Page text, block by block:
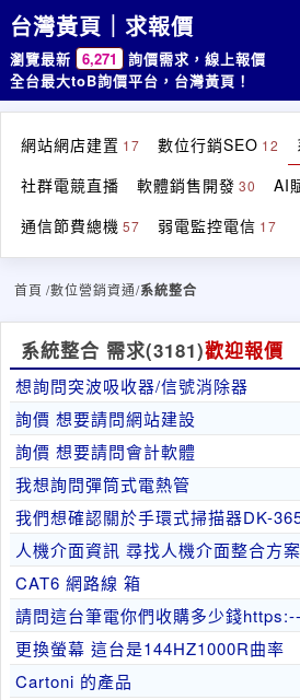
台灣黃頁｜求報價
瀏覽最新 6,271
詢價需求，線上報價
全台最大toB詢價平台，台灣黃頁！
網站網店建置 17 數位行銷SEO 12
社群電競直播 軟體銷售開發 30 AI
通信節費總機 57 弱電監控電信 17
首頁 /數位營銷資通/系統整合
系統整合 需求(3181)歡迎報價
想詢問突波吸收器/信號消除器
詢價 想要請問網站建設
詢價 想要請問會計軟體
我想詢問彈筒式電熱管
人機介面資訊 尋找人機介面整合方案
CAT6 網路線 箱
請問這台筆電你們收購多少錢
更換螢幕 這台是144HZ1000R曲率
Cartoni 的產品